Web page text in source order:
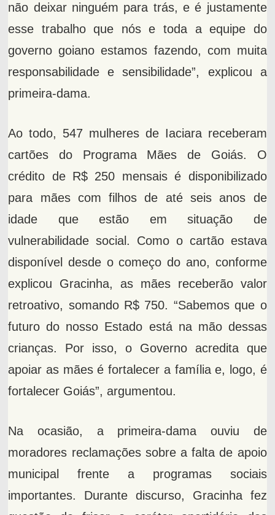
não deixar ninguém para trás, e é justamente
esse trabalho que nós e toda a equipe do
governo goiano estamos fazendo, com muita
responsabilidade e sensibilidade”, explicou a
primeira-dama.
Ao todo, 547 mulheres de Iaciara receberam
cartões do Programa Mães de Goiás. O
crédito de R$ 250 mensais é disponibilizado
para mães com filhos de até seis anos de
idade que estão em situação de
vulnerabilidade social. Como o cartão estava
disponível desde o começo do ano, conforme
explicou Gracinha, as mães receberão valor
retroativo, somando R$ 750. “Sabemos que o
futuro do nosso Estado está na mão dessas
crianças. Por isso, o Governo acredita que
apoiar as mães é fortalecer a família e, logo, é
fortalecer Goiás”, argumentou.
Na ocasião, a primeira-dama ouviu de
moradores reclamações sobre a falta de apoio
municipal frente a programas sociais
importantes. Durante discurso, Gracinha fez